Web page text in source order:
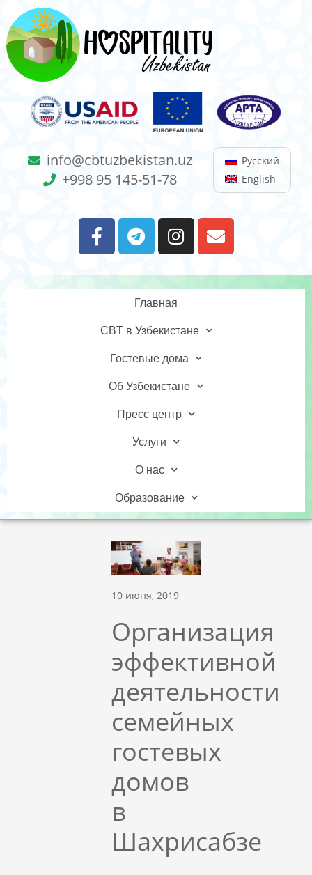
info@cbtuzbekistan.uz
+998 95 145-51-78
Русский
English
Главная
CBT в Узбекистане
Гостевые дома
Об Узбекистане
Пресс центр
Услуги
О нас
Образование
10 июня, 2019
Организация
эффективной
деятельности
семейных
гостевых
домов
в
Шахрисабзе